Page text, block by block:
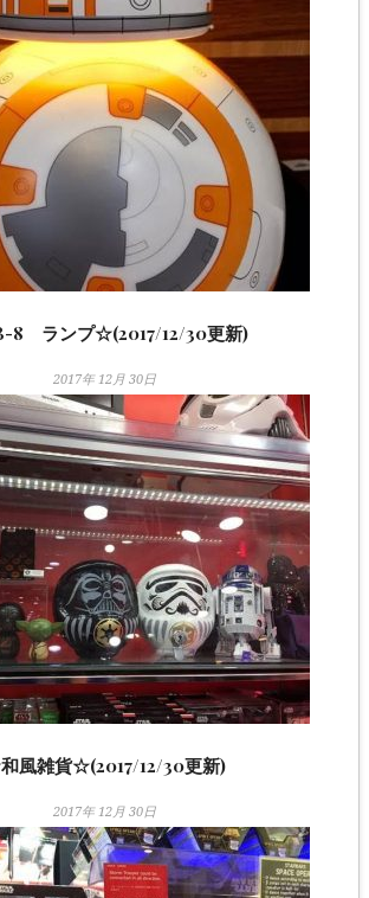
8 ランプ☆(2017/12/30更新)
2017年 12月 30日
風雑貨☆(2017/12/30更新)
2017年 12月 30日